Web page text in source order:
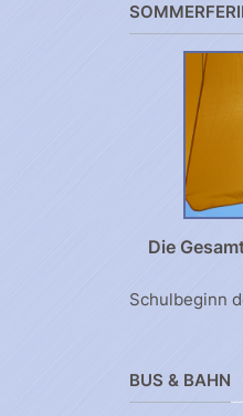
Die
Schulbeginn
BUS & BAHN